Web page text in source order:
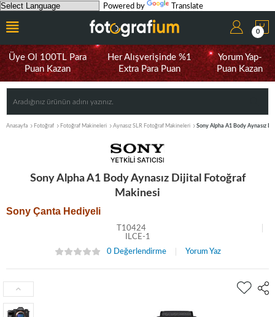
Powered by Translate
0
Üye Ol 100TL Para
Puan Kazan
Her Alışverişinde %1
Extra Para Puan
Yorum Yap-
Puan Kazan
Anasayfa Fotoğraf Fotoğraf Makineleri Aynasız SLR Fotoğraf Makineleri Sony Alpha A1 Body Aynasız
Sony Alpha A1 Body Aynasız Dijital Fotoğraf
Makinesi
Sony Çanta Hediyeli
T10424
ILCE-1
0 Değerlendirme
Yorum Yaz